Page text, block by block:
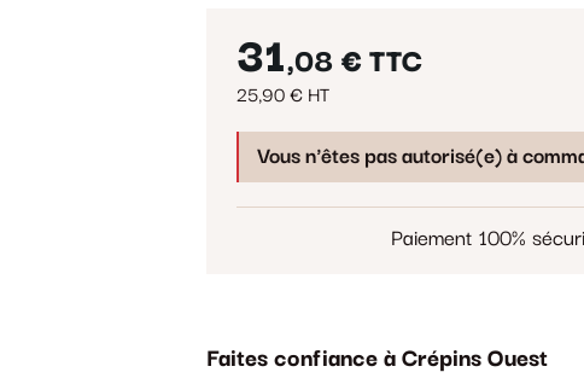
31,08 € TTC
25,90 € HT
Vous n'êtes pas autorisé(e) à
Paiement 100%
Faites confiance à Crépins Ouest